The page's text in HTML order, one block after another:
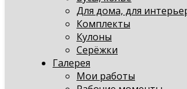
Для дома, для
Комплекты
Кулоны
Серёжки
Галерея
Мои работы